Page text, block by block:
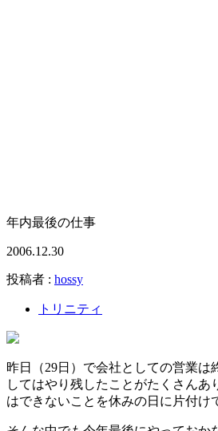
年内最後の仕事
2006.12.30
投稿者 : hossy
トリニティ
昨日（29日）で会社としての営業は
してはやり残したことがたくさんあ
はできないことを休みの日に片付け